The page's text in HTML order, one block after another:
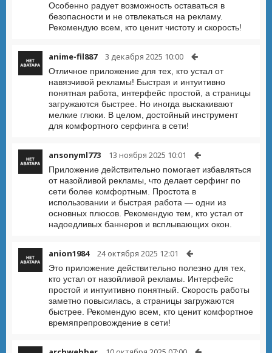
Особенно радует возможность оставаться в
безопасности и не отвлекаться на рекламу.
Рекомендую всем, кто ценит чистоту и скорость!
anime-fil887 3 декабря 2025 10:00
Отличное приложение для тех, кто устал от
навязчивой рекламы! Быстрая и интуитивно
понятная работа, интерфейс простой, а страницы
загружаются быстрее. Но иногда выскакивают
мелкие глюки. В целом, достойный инструмент
для комфортного серфинга в сети!
ansonyml773 13 ноября 2025 10:01
Приложение действительно помогает избавляться
от назойливой рекламы, что делает серфинг по
сети более комфортным. Простота в
использовании и быстрая работа — одни из
основных плюсов. Рекомендую тем, кто устал от
надоедливых баннеров и всплывающих окон.
anion1984 24 октября 2025 12:01
Это приложение действительно полезно для тех,
кто устал от назойливой рекламы. Интерфейс
простой и интуитивно понятный. Скорость работы
заметно повысилась, а страницы загружаются
быстрее. Рекомендую всем, кто ценит комфортное
времяпрепровождение в сети!